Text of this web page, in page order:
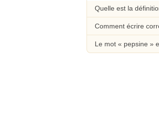
Quelle est la
Comment écrire
Le mot « pepsine »